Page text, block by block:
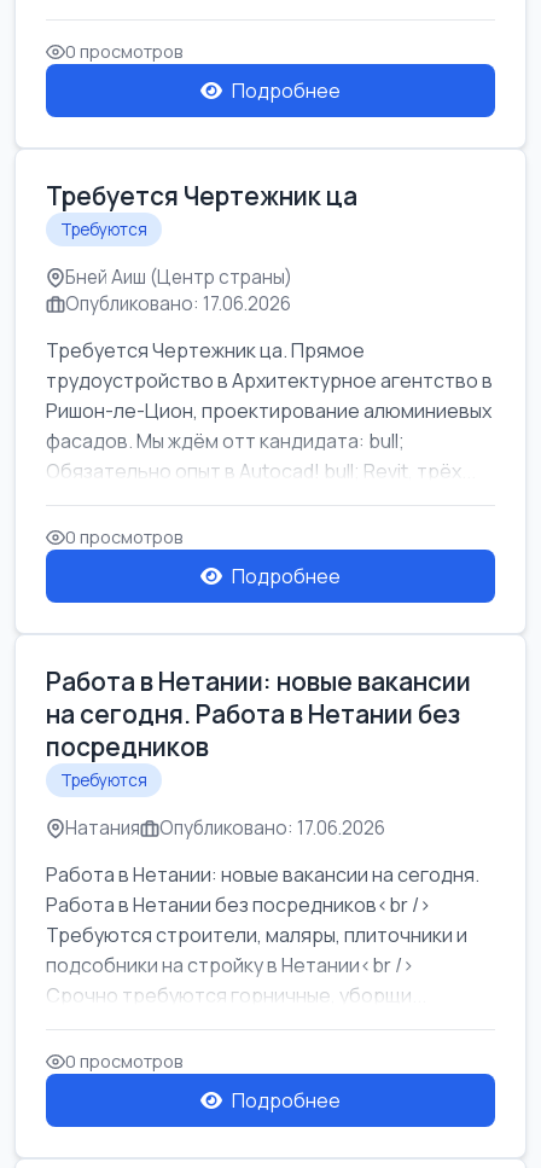
0 просмотров
Подробнее
Требуется Чертежник ца
Требуются
Бней Аиш (Центр страны)
Опубликовано: 17.06.2026
Требуется Чертежник ца. Прямое
трудоустройство в Архитектурное агентство в
Ришон-ле-Цион, проектирование алюминиевых
фасадов. Мы ждём отт кандидата: bull;
Обязательно опыт в Autocad! bull; Revit, трёх...
0 просмотров
Подробнее
Работа в Нетании: новые вакансии
на сегодня. Работа в Нетании без
посредников
Требуются
Натания Опубликовано: 17.06.2026
Работа в Нетании: новые вакансии на сегодня.
Работа в Нетании без посредников<br />
Требуются строители, маляры, плиточники и
подсобники на стройку в Нетании<br />
Срочно требуются горничные, уборщи...
0 просмотров
Подробнее